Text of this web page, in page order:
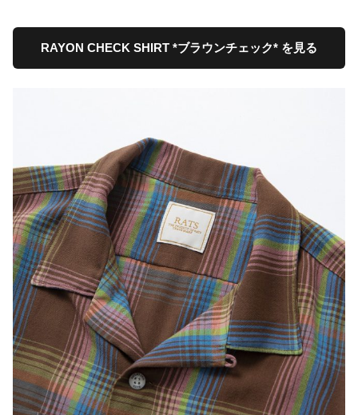
RAYON CHECK SHIRT *ブラウンチェック* を見る